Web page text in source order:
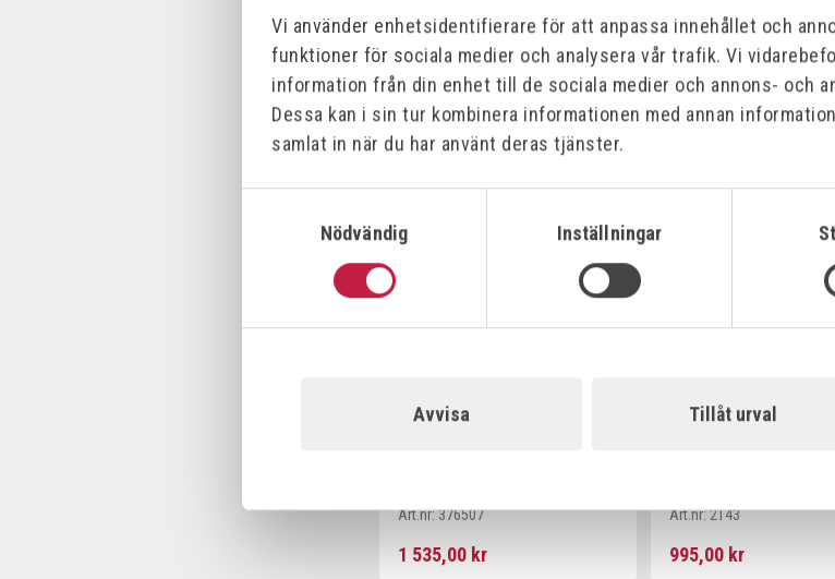
Vi använder enhetsidentifierare för att anpassa innehållet och
funktioner för sociala medier och analysera vår trafik. Vi
information från din enhet till de sociala medier och annons- och
Dessa kan i sin tur kombinera informationen med annan
samlat in när du har använt deras tjänster.
Nödvändig
Inställningar
Avvisa Tillåt urval
HÖGTRYCKSVENTIL
NITROGEN MAX ARB.TRYCK
30 BAR
Art.nr:371518
1 730,00 kr
SIEVERT GASOL
REGLERVENTIL OCH
ADAPTER M14X1,5 /
Art.nr:700001
Art.nr:376507
1 535,00 kr
ANSL.
Art.nr:2143
995,00 kr